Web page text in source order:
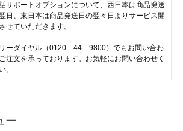
サポートオプションについて、西日本は商品発送
日、東日本は商品発送日の翌々日よりサービス開
せていただきます。
ーダイヤル（0120－44－9800）でもお問い合わ
注文を承っております。お気軽にお問い合わせく
。
ー